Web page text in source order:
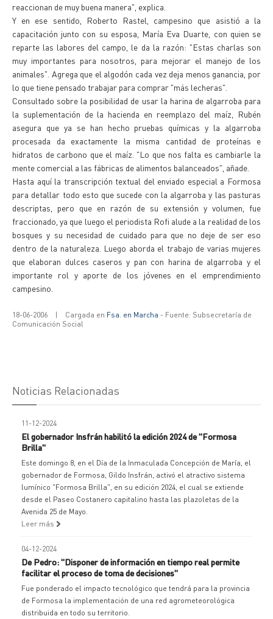
reaccionan de muy buena manera", explica.
Y en ese sentido, Roberto Rastel, campesino que asistió a la
capacitación junto con su esposa, María Eva Duarte, con quien se
reparte las labores del campo, le da la razón: "Estas charlas son
muy importantes para nosotros, para mejorar el manejo de los
animales". Agrega que el algodón cada vez deja menos ganancia, por
lo que tiene pensado trabajar para comprar "más lecheras".
Consultado sobre la posibilidad de usar la harina de algarroba para
la suplementación de la hacienda en reemplazo del maíz, Rubén
asegura que ya se han hecho pruebas químicas y la algarroba
procesada da exactamente la misma cantidad de proteínas e
hidratos de carbono que el maíz. "Lo que nos falta es cambiarle la
mente comercial a las fábricas de alimentos balanceados", añade.
Hasta aquí la transcripción textual del enviado especial a Formosa
para detallar todo esto que sucede con la algarroba y las pasturas
descriptas, pero que en razón de su extensión y volumen, fue
fraccionado, ya que luego el periodista Rofi alude a la realidad de los
bosques y su necesidad de cuidado para que no deje de ser eso
dentro de la naturaleza. Luego aborda el trabajo de varias mujeres
que elaboran dulces caseros y pan con harina de algarroba y el
importante rol y aporte de los jóvenes en el emprendimiento
campesino.
18-06-2006 | Cargada en Fsa. en Marcha - Fuente: Subsecretaría de
Comunicación Social
Noticias Relacionadas
11-12-2024
El gobernador Insfrán habilitó la edición 2024 de "Formosa
Brilla"
Este domingo 8, en el Día de la Inmaculada Concepción de María, el
gobernador de Formosa, Gildo Insfrán, activó el atractivo sistema
lumínico "Formosa Brilla", en su edición 2024, el cual se extiende
desde el Paseo Costanero capitalino hasta las plazoletas de la
Avenida 25 de Mayo.
Leer más
04-12-2024
De Pedro: "Disponer de información en tiempo real permite
facilitar el proceso de toma de decisiones"
Fue ponderado el impacto tecnológico que tendrá para la provincia
de Formosa la implementación de una red agrometeorológica
distribuida en todo su territorio.